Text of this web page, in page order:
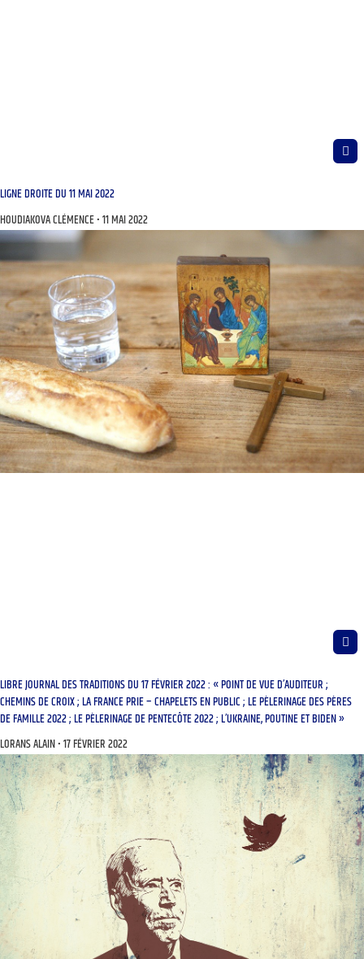
LIGNE DROITE DU 11 MAI 2022
HOUDIAKOVA CLÉMENCE 11 MAI 2022
LIBRE JOURNAL DES TRADITIONS DU 17 FÉVRIER 2022 : « POINT DE VUE D’AUDITEUR ;
CHEMINS DE CROIX ; LA FRANCE PRIE – CHAPELETS EN PUBLIC ; LE PÈLERINAGE DES PÈRES
DE FAMILLE 2022 ; LE PÈLERINAGE DE PENTECÔTE 2022 ; L’UKRAINE, POUTINE ET BIDEN »
LORANS ALAIN 17 FÉVRIER 2022